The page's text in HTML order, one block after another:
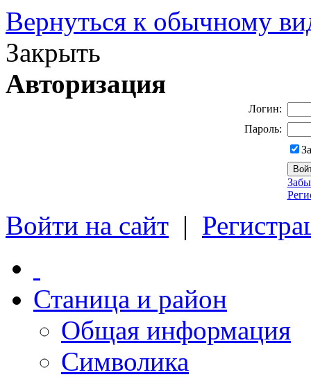
Вернуться к обычному
Закрыть
Авторизация
Логин:
Пароль:
Войти на сайт |
Станица и район
Общая информация
Символика